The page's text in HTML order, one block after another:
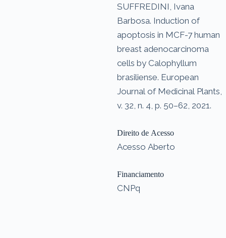
SUFFREDINI, Ivana
Barbosa. Induction of
apoptosis in MCF-7 human
breast adenocarcinoma
cells by Calophyllum
brasiliense. European
Journal of Medicinal Plants,
v. 32, n. 4, p. 50–62, 2021.
Direito de Acesso
Acesso Aberto
Financiamento
CNPq